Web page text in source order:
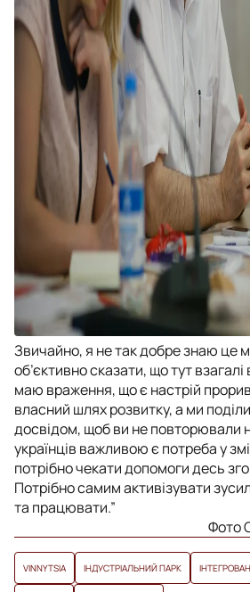
Звичайно, я не так добре знаю це
об’єктивно сказати, що тут
маю враження, що є настрій
власний шлях розвитку, а ми
досвідом, щоб ви не повторювали
українців важливою є потреба у
потрібно чекати допомоги десь
Потрібно самим активізувати
та працювати.”
Фото
VINNYTSIA ІНДУСТРІАЛЬНИЙ ПАРК